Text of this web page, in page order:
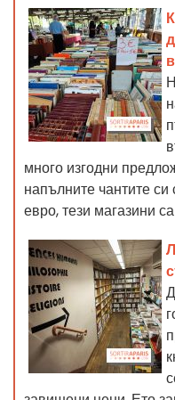
много изгодни
напълните чантите
евро, тези магазини